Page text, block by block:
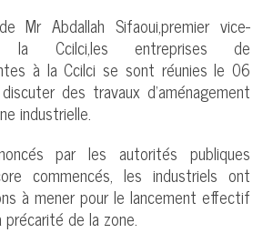
Mr Abdallah Sifaoui,premier vice-
la Ccilci,les entreprises de
à la Ccilci se sont réunies le 06
des travaux d’aménagement
industrielle.
par les autorités publiques
commencés, les industriels ont
à mener pour le lancement effectif
de la zone.